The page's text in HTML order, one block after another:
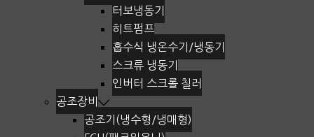
터보냉동기
히트펌프
흡수식 냉온수기/냉동기
스크류 냉동기
인버터 스크롤 칠러
공조장비
공조기(냉수형/냉매형)